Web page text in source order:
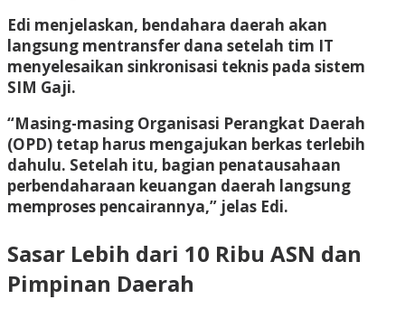
Edi menjelaskan, bendahara daerah akan
langsung mentransfer dana setelah tim IT
menyelesaikan sinkronisasi teknis pada sistem
SIM Gaji.
“Masing-masing Organisasi Perangkat Daerah
(OPD) tetap harus mengajukan berkas terlebih
dahulu. Setelah itu, bagian penatausahaan
perbendaharaan keuangan daerah langsung
memproses pencairannya,” jelas Edi.
Sasar Lebih dari 10 Ribu ASN dan
Pimpinan Daerah